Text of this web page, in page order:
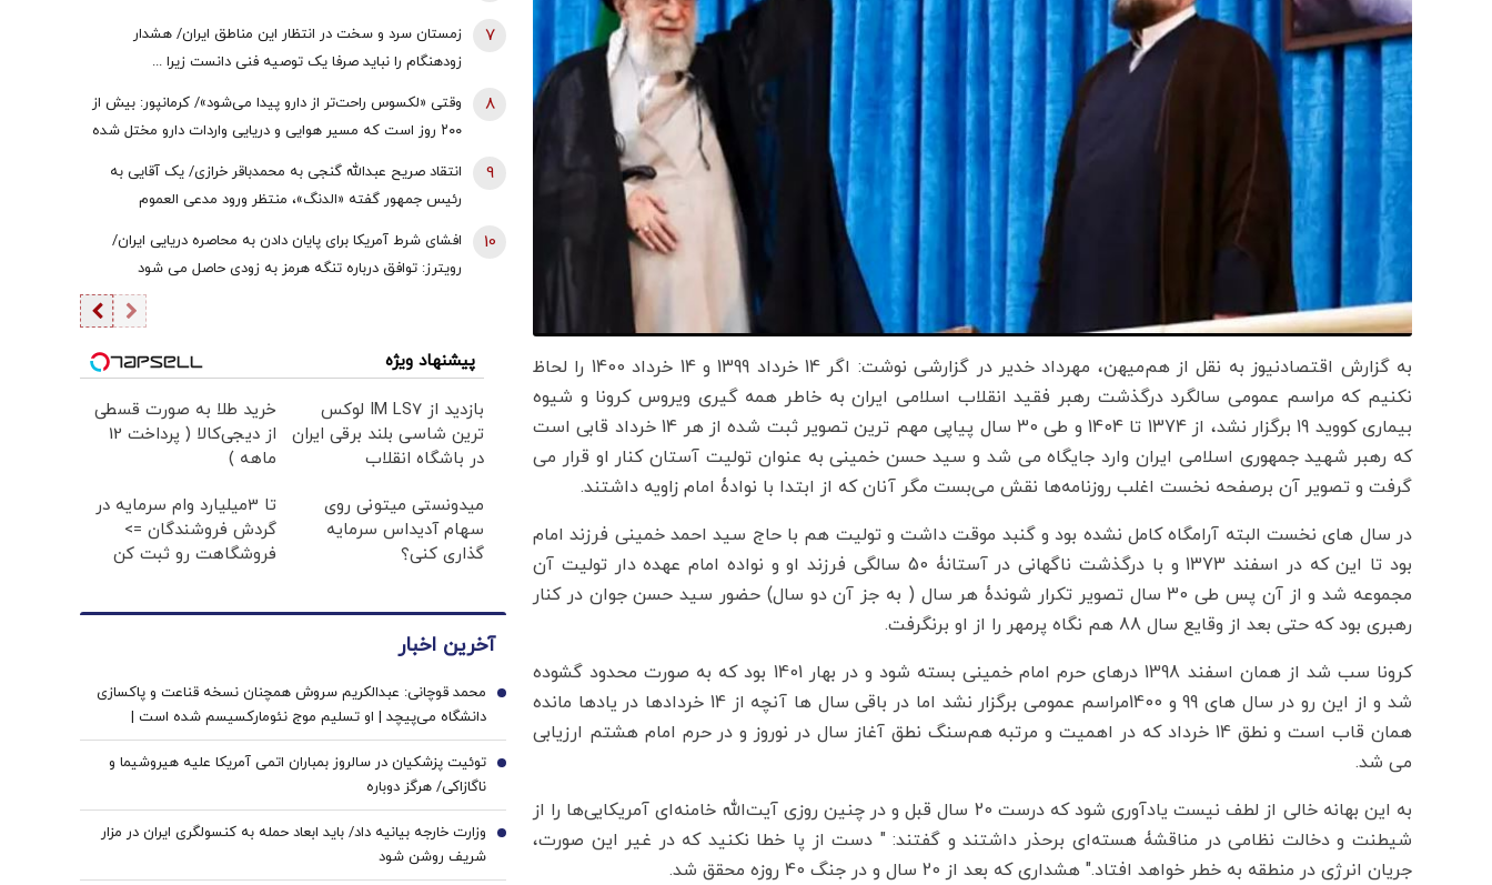
به گزارش اقتصادنیوز به نقل از هم‌میهن، مهرداد خدیر در گزارشی نوشت: اگر 14 خرداد 1399 و 14 خرداد 1400 را لحاظ
نکنیم که مراسم عمومی سالگرد درگذشت رهبر فقید انقلاب اسلامی ایران به خاطر همه گیری ویروس کرونا و شیوه
بیماری کووید 19 برگزار نشد، از 1374 تا 1404 و طی 30 سال پیاپی مهم ترین تصویر ثبت شده از هر 14 خرداد قابی است
که رهبر شهید جمهوری اسلامی ایران وارد جایگاه می شد و سید حسن خمینی به عنوان تولیت آستان کنار او قرار می
گرفت و تصویر آن برصفحه نخست اغلب روزنامه‌ها نقش می‌بست مگر آنان که از ابتدا با نوادۀ امام زاویه داشتند.
در سال های نخست البته آرامگاه کامل نشده بود و گنبد موقت داشت و تولیت هم با حاج سید احمد خمینی فرزند امام
بود تا این که در اسفند 1373 و با درگذشت ناگهانی در آستانۀ 50 سالگی فرزند او و نواده امام عهده دار تولیت آن
مجموعه شد و از آن پس طی 30 سال تصویر تکرار شوندۀ هر سال ( به جز آن دو سال) حضور سید حسن جوان در کنار
رهبری بود که حتی بعد از وقایع سال 88 هم نگاه پرمهر را از او برنگرفت.
کرونا سب شد از همان اسفند 1398 درهای حرم امام خمینی بسته شود و در بهار 1401 بود که به صورت محدود گشوده
شد و از این رو در سال های 99 و 1400مراسم عمومی برگزار نشد اما در باقی سال ها آنچه از 14 خردادها در یادها مانده
همان قاب است و نطق 14 خرداد که در اهمیت و مرتبه‌ هم‌سنگ نطق آغاز سال در نوروز و در حرم امام هشتم ارزیابی
می شد.
به این بهانه خالی از لطف نیست یادآوری شود که درست 20 سال قبل و در چنین روزی آیت‌الله خامنه‌ای آمریکایی‌ها را از
شیطنت و دخالت نظامی در مناقشۀ هسته‌ای برحذر داشتند و گفتند: " دست از پا خطا نکنید که در غیر این صورت،
جریان انرژی در منطقه به خطر خواهد افتاد." هشداری که بعد از 20 سال و در جنگ 40 روزه محقق شد.
زمستان سرد و سخت در انتظار این مناطق ایران/ هشدار
زودهنگام را نباید صرفا یک توصیه فنی دانست زیرا ...
7
وقتی «لکسوس راحت‌تر از دارو پیدا می‌شود»/ کرمانپور: بیش از
۲۰۰ روز است که مسیر هوایی و دریایی واردات دارو مختل شده
است / نخستین قربانی هر جنگ، سلامت مردم است
8
انتقاد صریح عبدالله گنجی به محمدباقر خرازی/ یک آقایی به
رئیس جمهور گفته «الدنگ»، منتظر ورود مدعی العموم
قوه قضائیه ورود نمی‌کند؟
9
افشای شرط آمریکا برای پایان دادن به محاصره دریایی ایران/
رویترز: توافق درباره تنگه هرمز به زودی حاصل می شود
10
پیشنهاد ویژه
بازدید از IM LS7 لوکس
ترین شاسی بلند برقی ایران
در باشگاه انقلاب
خرید طلا به صورت قسطی
از دیجی‌کالا ( پرداخت 12
ماهه )
میدونستی میتونی روی
سهام آدیداس سرمایه
گذاری کنی؟
تا 3میلیارد وام سرمایه در
گردش فروشندگان =>
فروشگاهت رو ثبت کن
آخرین اخبار
محمد قوچانی: عبدالکریم سروش همچنان نسخه قناعت و پاکسازی
دانشگاه می‌پیچد | او تسلیم موج نئومارکسیسم شده است |
سروش به زبان چپ سخن می‌گوید و نظام بازار آزاد رقابتی را با
برچسب کاپیتالیسم توضیح می‌دهد
1
توئیت پزشکیان در سالروز بمباران اتمی آمریکا علیه هیروشیما و
ناگازاکی/ هرگز دوباره
2
وزارت خارجه بیانیه داد/ باید ابعاد حمله به کنسولگری ایران در مزار
شریف روشن شود
3